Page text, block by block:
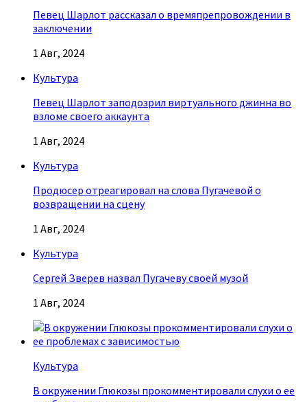
Певец Шарлот рассказал о времяпрепровождении в
заключении
1 Авг, 2024
Культура
Певец Шарлот заподозрил виртуального джинна во
взломе своего аккаунта
1 Авг, 2024
Культура
Продюсер отреагировал на слова Пугачевой о
возвращении на сцену
1 Авг, 2024
Культура
Сергей Зверев назвал Пугачеву своей музой
1 Авг, 2024
Культура
В окружении Глюкозы прокомментировали слухи о ее